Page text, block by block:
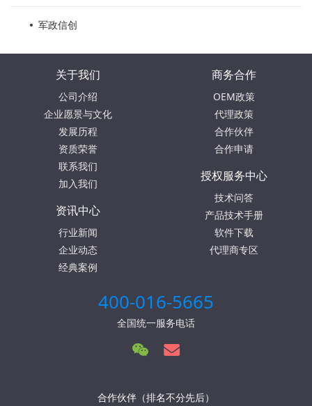
军政信创
关于我们
公司介绍
企业愿景与文化
发展历程
资质荣誉
联系我们
加入我们
商务合作
OEM政策
代理政策
合作伙伴
合作申请
授权服务中心
技术问答
产品技术手册
软件下载
代理商专区
资讯中心
行业新闻
企业动态
经典案例
400-016-5665
全国统一服务电话
合作伙伴（排名不分先后）